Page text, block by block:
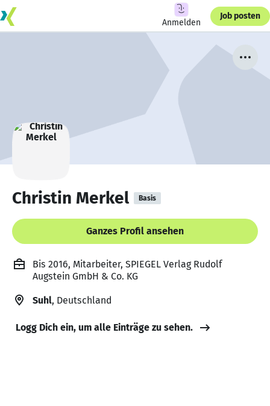
Anmelden
Job posten
Christin Merkel Basis
Ganzes Profil ansehen
Bis 2016, Mitarbeiter, SPIEGEL Verlag Rudolf
Augstein GmbH & Co. KG
Suhl, Deutschland
Logg Dich ein, um alle Einträge zu sehen.